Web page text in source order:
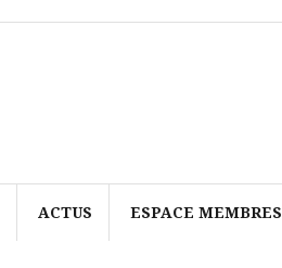
ACTUS ESPACE MEMBRES